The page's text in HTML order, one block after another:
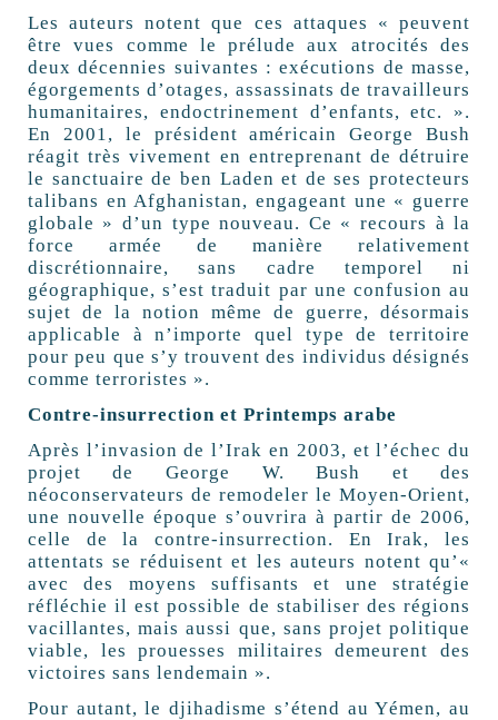
Les auteurs notent que ces attaques « peuvent
être vues comme le prélude aux atrocités des
deux décennies suivantes : exécutions de masse,
égorgements d’otages, assassinats de travailleurs
humanitaires, endoctrinement d’enfants, etc. ».
En 2001, le président américain George Bush
réagit très vivement en entreprenant de détruire
le sanctuaire de ben Laden et de ses protecteurs
talibans en Afghanistan, engageant une « guerre
globale » d’un type nouveau. Ce « recours à la
force armée de manière relativement
discrétionnaire, sans cadre temporel ni
géographique, s’est traduit par une confusion au
sujet de la notion même de guerre, désormais
applicable à n’importe quel type de territoire
pour peu que s’y trouvent des individus désignés
comme terroristes ».
Contre-insurrection et Printemps arabe
Après l’invasion de l’Irak en 2003, et l’échec du
projet de George W. Bush et des
néoconservateurs de remodeler le Moyen-Orient,
une nouvelle époque s’ouvrira à partir de 2006,
celle de la contre-insurrection. En Irak, les
attentats se réduisent et les auteurs notent qu’«
avec des moyens suffisants et une stratégie
réfléchie il est possible de stabiliser des régions
vacillantes, mais aussi que, sans projet politique
viable, les prouesses militaires demeurent des
victoires sans lendemain ».
Pour autant, le djihadisme s’étend au Yémen, au